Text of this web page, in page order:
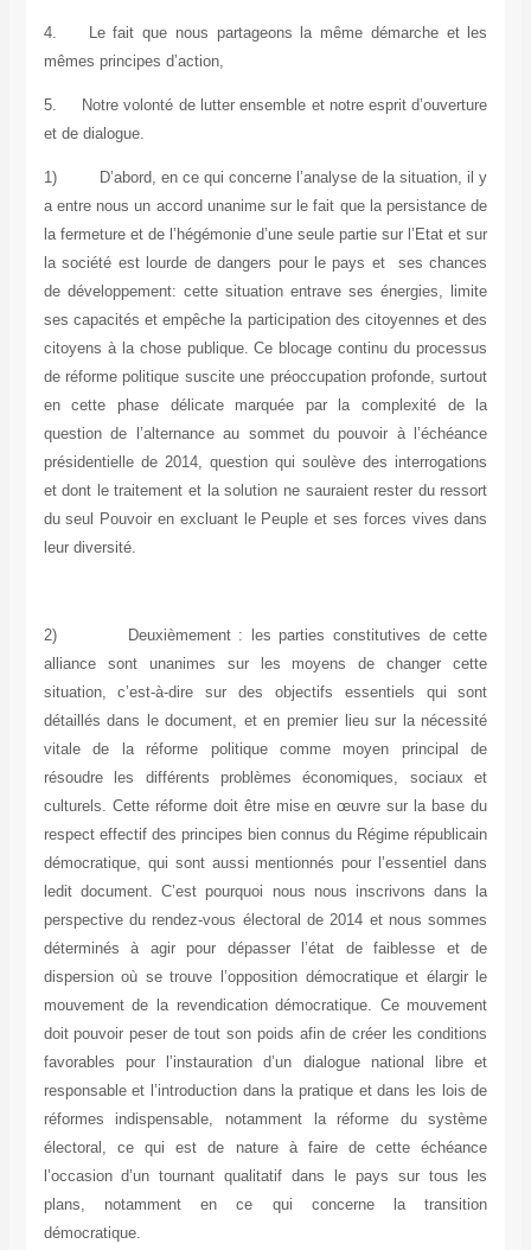
4.
Le fait que nous partageons la même démarche et les
mêmes principes d’action,
5.
Notre volonté de lutter ensemble et notre esprit d’ouverture
et de dialogue.
1)
D’abord, en ce qui concerne l’analyse de la situation, il y
a entre nous un accord unanime sur le fait que la persistance de
la fermeture et de l’hégémonie d’une seule partie sur l’Etat et sur
la société est lourde de dangers pour le pays et ses chances
de développement: cette situation entrave ses énergies, limite
ses capacités et empêche la participation des citoyennes et des
citoyens à la chose publique. Ce blocage continu du processus
de réforme politique suscite une préoccupation profonde, surtout
en cette phase délicate marquée par la complexité de la
question de l’alternance au sommet du pouvoir à l’échéance
présidentielle de 2014, question qui soulève des interrogations
et dont le traitement et la solution ne sauraient rester du ressort
du seul Pouvoir en excluant le Peuple et ses forces vives dans
leur diversité.
2)
Deuxièmement : les parties constitutives de cette
alliance sont unanimes sur les moyens de changer cette
situation, c’est-à-dire sur des objectifs essentiels qui sont
détaillés dans le document, et en premier lieu sur la nécessité
vitale de la réforme politique comme moyen principal de
résoudre les différents problèmes économiques, sociaux et
culturels. Cette réforme doit être mise en œuvre sur la base du
respect effectif des principes bien connus du Régime républicain
démocratique, qui sont aussi mentionnés pour l’essentiel dans
ledit document. C’est pourquoi nous nous inscrivons dans la
perspective du rendez-vous électoral de 2014 et nous sommes
déterminés à agir pour dépasser l’état de faiblesse et de
dispersion où se trouve l’opposition démocratique et élargir le
mouvement de la revendication démocratique. Ce mouvement
doit pouvoir peser de tout son poids afin de créer les conditions
favorables pour l’instauration d’un dialogue national libre et
responsable et l’introduction dans la pratique et dans les lois de
réformes indispensable, notamment la réforme du système
électoral, ce qui est de nature à faire de cette échéance
l’occasion d’un tournant qualitatif dans le pays sur tous les
plans, notamment en ce qui concerne la transition
démocratique.